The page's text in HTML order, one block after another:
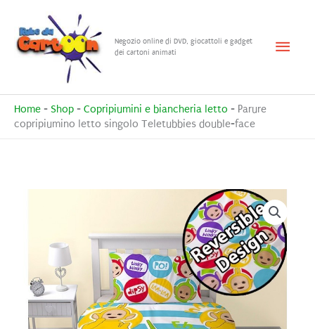
contenuto
Negozio online di DVD, giocattoli e gadget
dei cartoni animati
Menu
Home - Shop - Copripiumini e biancheria letto - Parure
copripiumino letto singolo Teletubbies double-face